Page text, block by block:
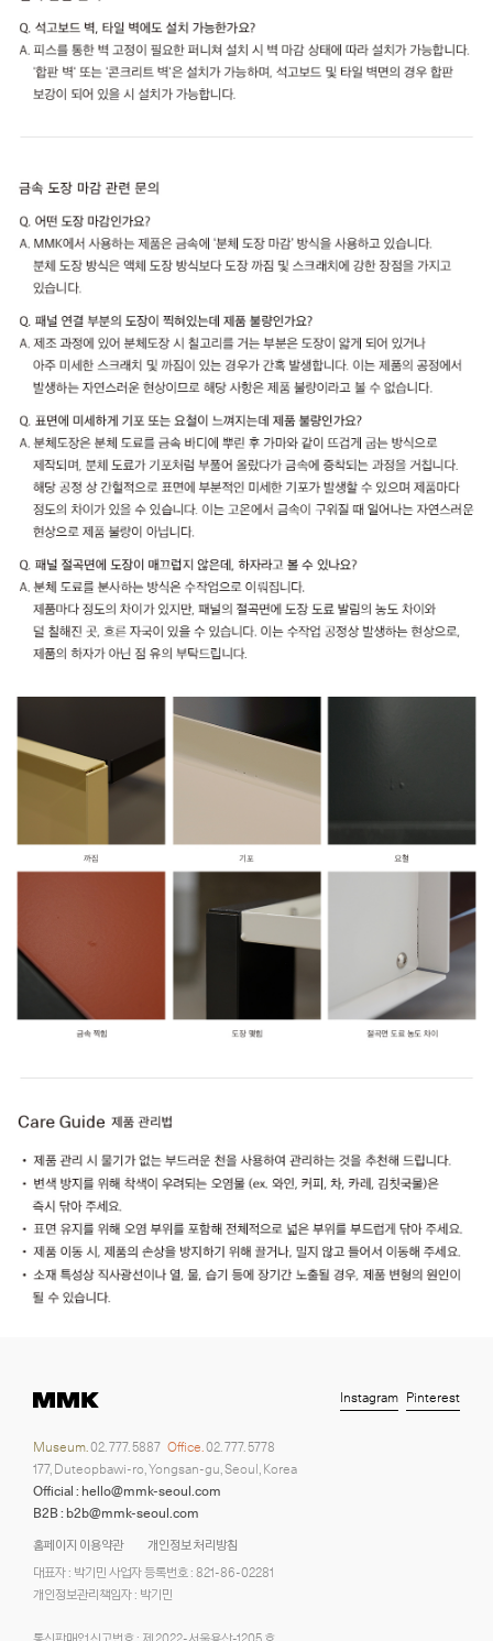
홈페이지 이용약관
개인정보 처리방침
대표자 : 박기민 사업자 등록번호 : 821-86-02281
개인정보관리책임자 : 박기민
Museum. 02. 777. 5887 Office. 02. 777. 5778
177, Duteopbawi-ro, Yongsan-gu, Seoul, Korea
Official : hello@mmk-seoul.com
B2B : b2b@mmk-seoul.com
Instagram Pinterest